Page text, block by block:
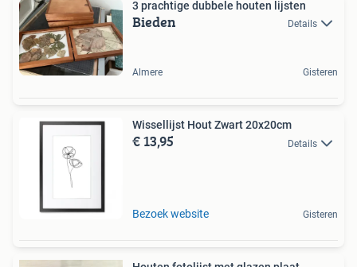
3 prachtige dubbele houten lijsten
Bieden Details
Almere Gisteren
Wissellijst Hout Zwart 20x20cm
€ 13,95 Details
Bezoek website Gisteren